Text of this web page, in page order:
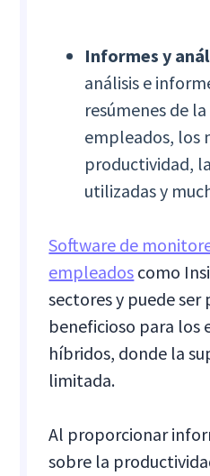
Informes y
análisis e
resúmenes de
empleados, los
productividad,
utilizadas y
Software de
empleados como
sectores y puede
beneficioso para los
híbridos, donde la
limitada.
Al proporcionar
sobre la